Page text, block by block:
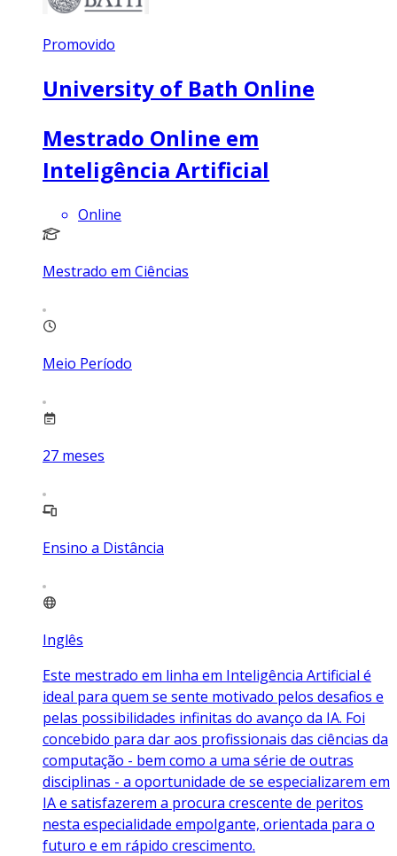
Promovido
University of Bath Online
Mestrado Online em
Inteligência Artificial
Online
Mestrado em Ciências
Meio Período
27 meses
Ensino a Distância
Inglês
Este mestrado em linha em Inteligência Artificial é
ideal para quem se sente motivado pelos desafios e
pelas possibilidades infinitas do avanço da IA. Foi
concebido para dar aos profissionais das ciências da
computação - bem como a uma série de outras
disciplinas - a oportunidade de se especializarem em
IA e satisfazerem a procura crescente de peritos
nesta especialidade empolgante, orientada para o
futuro e em rápido crescimento.